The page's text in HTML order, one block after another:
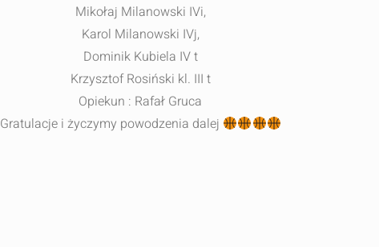
Mikołaj Milanowski IVi,
Karol Milanowski IVj,
Dominik Kubiela IV t
Krzysztof Rosiński kl. III t
Opiekun : Rafał Gruca
Gratulacje i życzymy powodzenia dalej